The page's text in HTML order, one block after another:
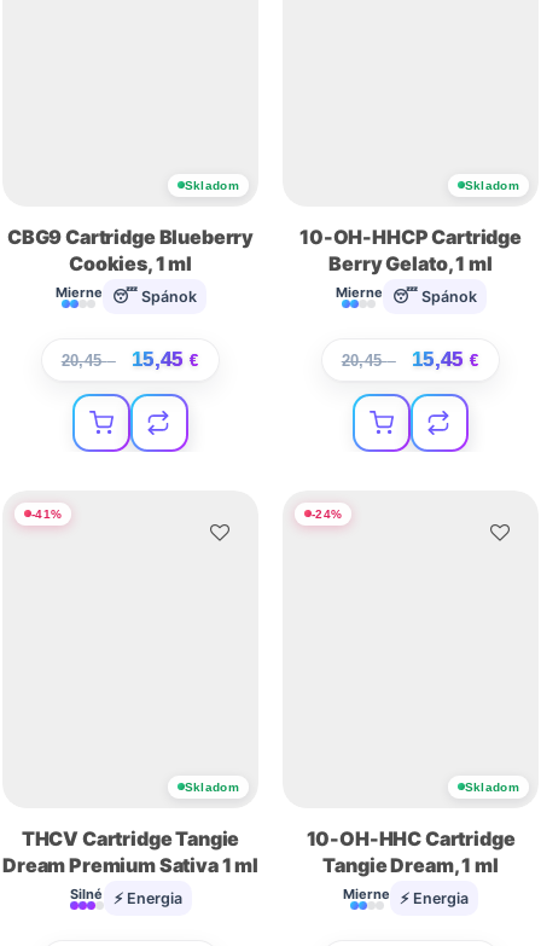
Skladom
CBG9 Cartridge Blueberry
Cookies, 1 ml
Mierne 😴 Spánok
20,45€ 15,45 €
Skladom
10-OH-HHCP Cartridge
Berry Gelato, 1 ml
Mierne 😴 Spánok
20,45€ 15,45 €
-41%
Skladom
THCV Cartridge Tangie
Dream Premium Sativa 1 ml
Silné ⚡ Energia
-24%
Skladom
10-OH-HHC Cartridge
Tangie Dream, 1 ml
Mierne ⚡ Energia